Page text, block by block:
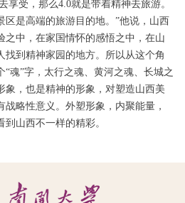
享受，那么4.0就是带着精神去旅游。
区是高端的旅游目的地。”他说，山西
之中，在家国情怀的感悟之中，在山
找到精神家园的地方。所以从这个角
“魂”字，太行之魂、黄河之魂、长城之
象，也是精神的形象，对塑造山西美
战略性意义。外塑形象，内聚能量，
山西不一样的精彩。